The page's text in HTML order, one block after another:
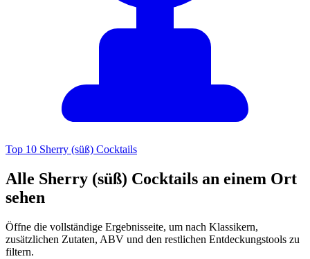
Top 10 Sherry (süß) Cocktails
Alle Sherry (süß) Cocktails an einem Ort
sehen
Öffne die vollständige Ergebnisseite, um nach Klassikern,
zusätzlichen Zutaten, ABV und den restlichen Entdeckungstools zu
filtern.